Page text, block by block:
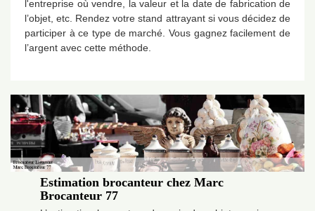
l'entreprise où vendre, la valeur et la date de fabrication de
l’objet, etc. Rendez votre stand attrayant si vous décidez de
participer à ce type de marché. Vous gagnez facilement de
l’argent avec cette méthode.
Estimation brocanteur chez Marc
Brocanteur 77